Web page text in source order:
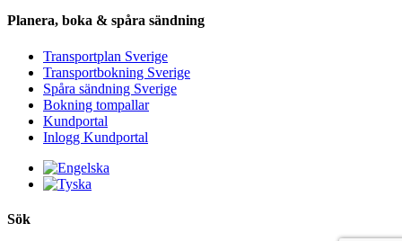
Planera, boka & spåra sändning
Transportplan Sverige
Transportbokning Sverige
Spåra sändning Sverige
Bokning tompallar
Kundportal
Inlogg Kundportal
Sök